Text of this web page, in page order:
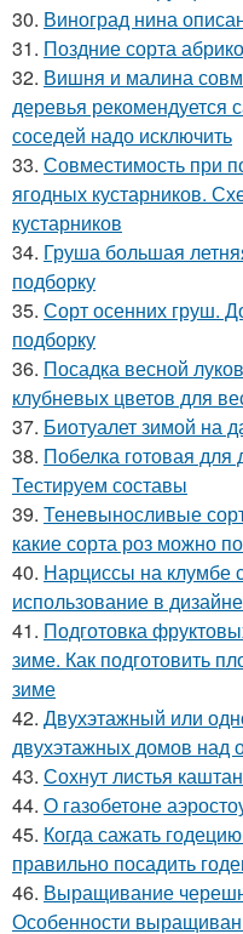
30. Виноград нина
31. Поздние сорта
32. Вишня и малина
деревья рекомендуется
соседей надо исключить
33. Совместимость при
ягодных кустарников.
кустарников
34. Груша большая
подборку
35. Сорт осенних груш.
подборку
36. Посадка весной
клубневых цветов для
37. Биотуалет зимой на
38. Побелка готовая
Тестируем составы
39. Теневыносливые
какие сорта роз можно
40. Нарциссы на клумбе
использование в
41. Подготовка
зиме. Как подготовить
зиме
42. Двухэтажный или
двухэтажных домов над
43. Сохнут листья
44. О газобетоне
45. Когда сажать
правильно посадить
46. Выращивание
Особенности